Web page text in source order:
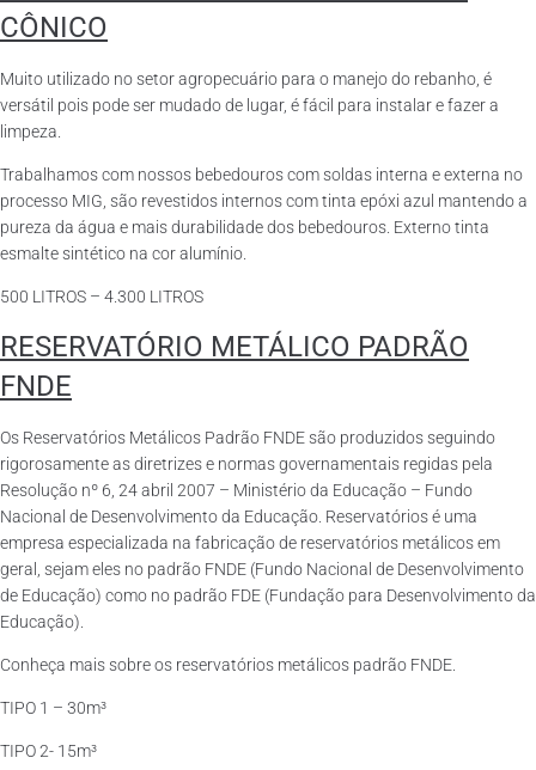
CÔNICO
Muito utilizado no setor agropecuário para o manejo do rebanho, é
versátil pois pode ser mudado de lugar, é fácil para instalar e fazer a
limpeza.
Trabalhamos com nossos bebedouros com soldas interna e externa no
processo MIG, são revestidos internos com tinta epóxi azul mantendo a
pureza da água e mais durabilidade dos bebedouros. Externo tinta
esmalte sintético na cor alumínio.
500 LITROS – 4.300 LITROS
RESERVATÓRIO METÁLICO PADRÃO
FNDE
Os Reservatórios Metálicos Padrão FNDE são produzidos seguindo
rigorosamente as diretrizes e normas governamentais regidas pela
Resolução nº 6, 24 abril 2007 – Ministério da Educação – Fundo
Nacional de Desenvolvimento da Educação. Reservatórios é uma
empresa especializada na fabricação de reservatórios metálicos em
geral, sejam eles no padrão FNDE (Fundo Nacional de Desenvolvimento
de Educação) como no padrão FDE (Fundação para Desenvolvimento da
Educação).
Conheça mais sobre os reservatórios metálicos padrão FNDE.
TIPO 1 – 30m³
TIPO 2- 15m³